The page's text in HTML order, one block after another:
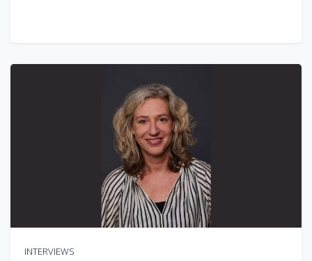
INTERVIEWS